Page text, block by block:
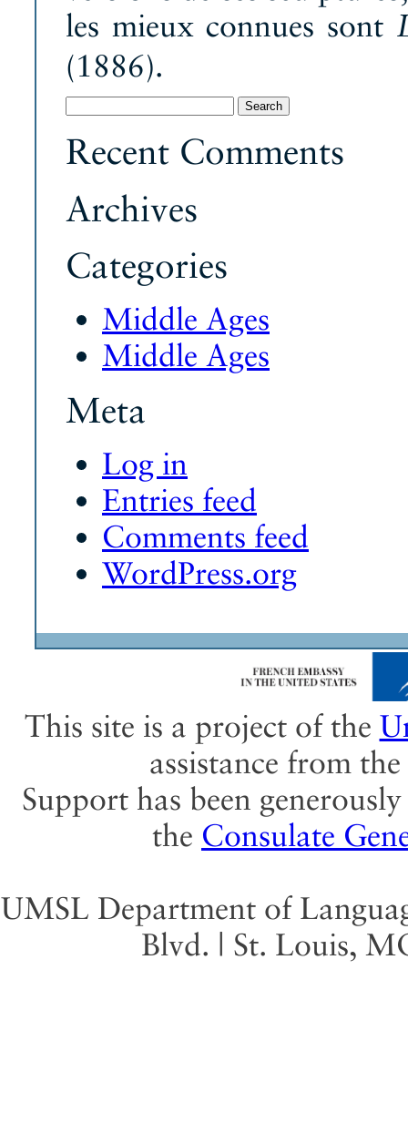
les mieux connues sont
(1886).
for:
Recent Comments
Archives
Categories
Middle Ages
Middle Ages
Meta
Log in
Entries feed
Comments feed
WordPress.org
This site is a project of the
assistance from the
Support has been
the Consulate
UMSL Department of
Blvd. | St. Louis,